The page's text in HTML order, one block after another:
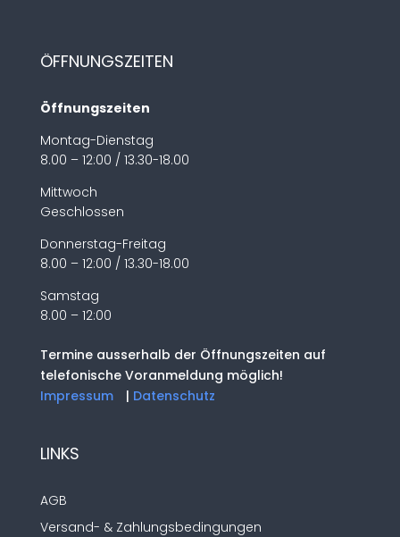
ÖFFNUNGSZEITEN
Öffnungszeiten
Montag-Dienstag
8.00 – 12:00 / 13.30-18.00
Mittwoch
Geschlossen
Donnerstag-Freitag
8.00 – 12:00 / 13.30-18.00
Samstag
8.00 – 12:00
Termine ausserhalb der Öffnungszeiten auf
telefonische Voranmeldung möglich!
Impressum
| Datenschutz
LINKS
AGB
Versand- & Zahlungsbedingungen